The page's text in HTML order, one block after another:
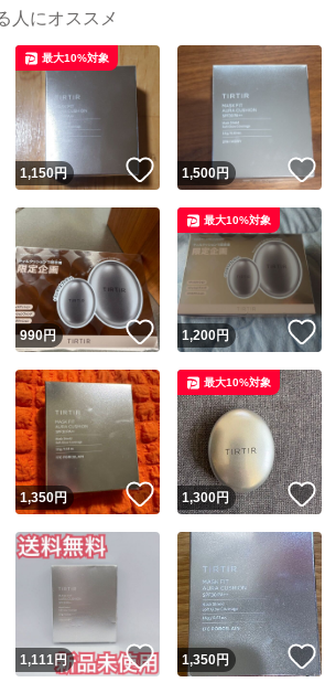
人にオススメ
いいね！
1,150円 いいね！
最大10%対象
1,500円
いね！
990円 いいね！
1,200円
最大10%対象
いいね！
1,350円 いいね！
1,300円
最大10%対象
いね！
1,111円 いいね！
1,350円